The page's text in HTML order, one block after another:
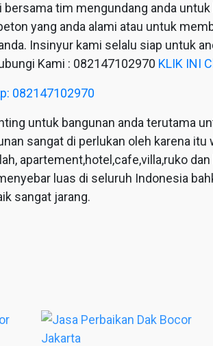
bersama tim mengundang anda
yang anda alami atau untuk
Insinyur kami selalu siap untuk
Kami : 082147102970 KLIK INI
082147102970
untuk bangunan anda terutama
sangat di perlukan oleh karena
apartement,hotel,cafe,villa,ruko
luas di seluruh Indonesia
sangat jarang.